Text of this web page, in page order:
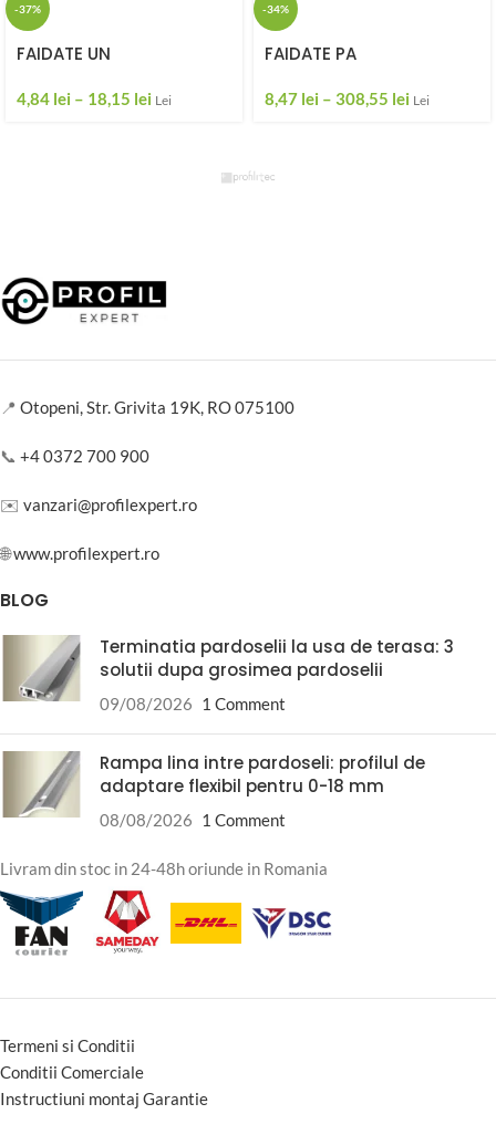
-37%
FAIDATE UN
4,84 lei – 18,15 lei Lei
-34%
FAIDATE PA
8,47 lei – 308,55 lei Lei
📍 Otopeni, Str. Grivita 19K, RO 075100
📞 +4 0372 700 900
✉️ vanzari@profilexpert.ro
🌐www.profilexpert.ro
BLOG
Terminatia pardoselii la usa de terasa: 3
solutii dupa grosimea pardoselii
09/08/2026 1 Comment
Rampa lina intre pardoseli: profilul de
adaptare flexibil pentru 0-18 mm
08/08/2026 1 Comment
Livram din stoc in 24-48h oriunde in Romania
Termeni si Conditii
Conditii Comerciale
Instructiuni montaj Garantie